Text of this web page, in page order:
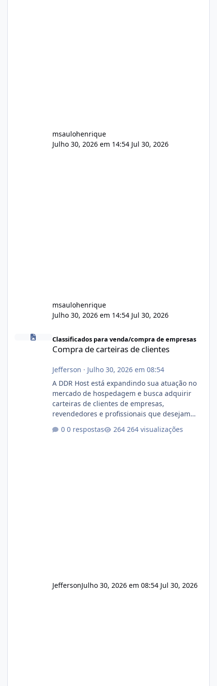
msaulohenrique
Julho 30, 2026 em 14:54 Jul 30, 2026
msaulohenrique
Julho 30, 2026 em 14:54 Jul 30, 2026
Compra de carteiras de clientes
Classificados para venda/compra de empresas
Compra de carteiras de clientes
Jefferson · Julho 30, 2026 em 08:54
A DDR Host está expandindo sua atuação no
mercado de hospedagem e busca adquirir
carteiras de clientes de empresas,
revendedores e profissionais que desejam
operação. Se você possui clientes ativos de
0 respostas 264 visualizações
JeffersonJulho 30, 2026 em 08:54 Jul 30, 2026